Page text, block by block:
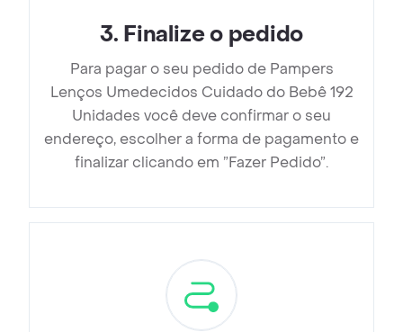
3. Finalize o pedido
Para pagar o seu pedido de Pampers
Lenços Umedecidos Cuidado do Bebê 192
Unidades você deve confirmar o seu
endereço, escolher a forma de pagamento e
finalizar clicando em ”Fazer Pedido”.